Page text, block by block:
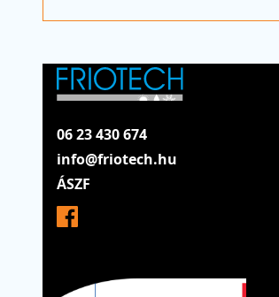
06 23 430 674
info@friotech.hu
ÁSZF